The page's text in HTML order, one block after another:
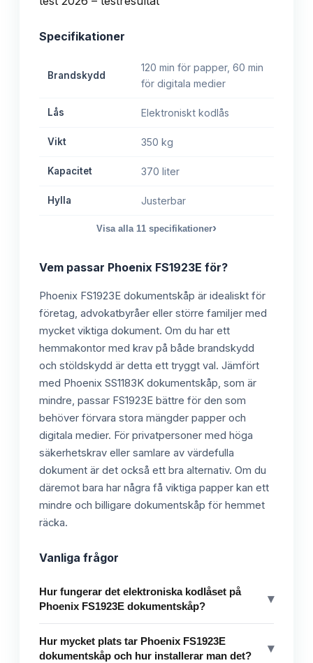
Specifikationer
Brandskydd
120 min för papper, 60 min
för digitala medier
Lås Elektroniskt kodlås
Vikt 350 kg
Kapacitet 370 liter
Hylla Justerbar
Visa alla 11 specifikationer›
Vem passar Phoenix FS1923E för?
Phoenix FS1923E dokumentskåp är idealiskt för
företag, advokatbyråer eller större familjer med
mycket viktiga dokument. Om du har ett
hemmakontor med krav på både brandskydd
och stöldskydd är detta ett tryggt val. Jämfört
med Phoenix SS1183K dokumentskåp, som är
mindre, passar FS1923E bättre för den som
behöver förvara stora mängder papper och
digitala medier. För privatpersoner med höga
säkerhetskrav eller samlare av värdefulla
dokument är det också ett bra alternativ. Om du
däremot bara har några få viktiga papper kan ett
mindre och billigare dokumentskåp för hemmet
räcka.
Vanliga frågor
Hur fungerar det elektroniska kodlåset på
Phoenix FS1923E dokumentskåp?
▾
Hur mycket plats tar Phoenix FS1923E
dokumentskåp och hur installerar man det?
▾